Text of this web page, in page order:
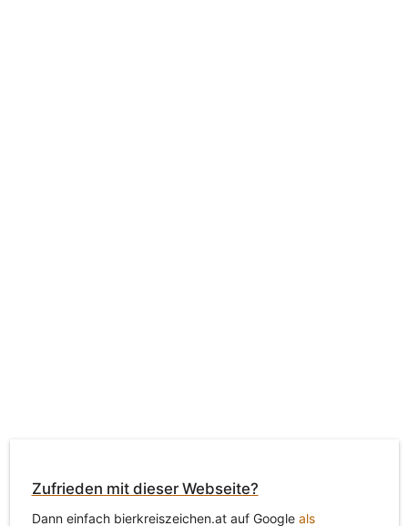
Zufrieden mit dieser Webseite?
Dann einfach bierkreiszeichen.at auf Google als